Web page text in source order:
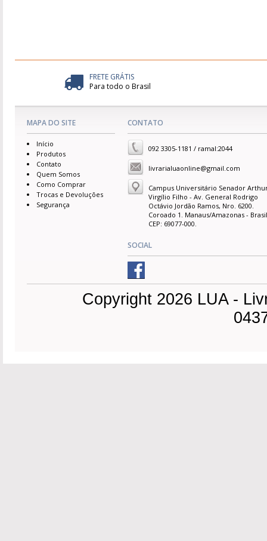
FRETE GRÁTIS
Para todo o Brasil
MAPA DO SITE
Início
Produtos
Contato
Quem Somos
Como Comprar
Trocas e Devoluções
Segurança
CONTATO
092 3305-1181 / ramal:2044
livrarialuaonline@gmail.com
Campus Universitário Senador
Virgílio Filho - Av. General Rodrigo
Octávio Jordão Ramos, Nro. 6200.
Coroado 1. Manaus/Amazonas -
CEP: 69077-000.
SOCIAL
Copyright 2026 LUA -